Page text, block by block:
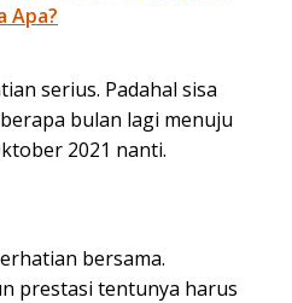
Apa?
serius. Padahal sisa
bulan lagi menuju
2021 nanti.
bersama.
prestasi tentunya harus